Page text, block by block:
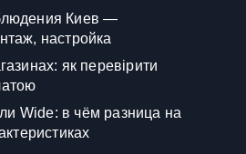
Киев —
настройка
як перевірити
Wide: в чём разница на